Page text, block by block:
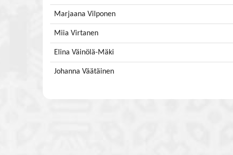
Marjaana Vilponen
Miia Virtanen
Elina Väinölä-Mäki
Johanna Väätäinen